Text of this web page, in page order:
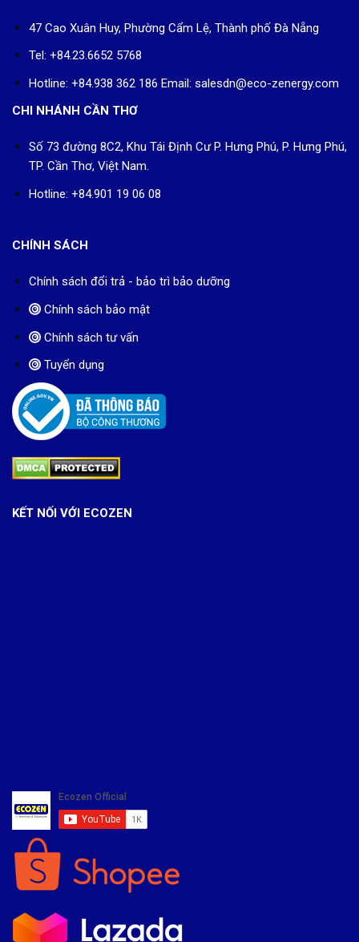
47 Cao Xuân Huy, Phường Cẩm Lệ, Thành phố Đà Nẵng
Tel: +84.23.6652 5768
Hotline: +84.938 362 186 Email: salesdn@eco-zenergy.com
CHI NHÁNH CẦN THƠ
Số 73 đường 8C2, Khu Tái Định Cư P. Hưng Phú, P. Hưng Phú,
TP. Cần Thơ, Việt Nam.
Hotline: +84.901 19 06 08
CHÍNH SÁCH
Chính sách đổi trả - bảo trì bảo dưỡng
Chính sách bảo mật
Chính sách tư vấn
Tuyển dụng
KẾT NỐI VỚI ECOZEN